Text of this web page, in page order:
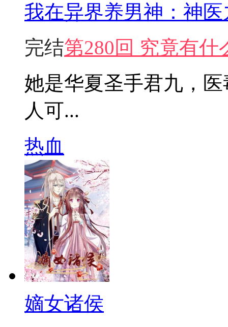
我在异界养男神：神
完结第280回 究竟有什
她是华夏圣手君九，
人可...
热血
嫡女诸侯